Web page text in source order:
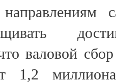
валовой
1,2